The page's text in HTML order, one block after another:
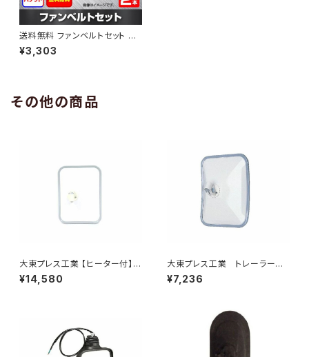
送料無料 ファンベルトセット ト
ヨタ プロボックス 型式NCP58
G H24.01～ （国内トップメーカ
¥3,303
その他の商品
大東プレス工業 【ヒーター付】
サイドミラー/バックミラー トレ
¥14,580
大東プレス工業 トレーラーミ
ラー UD L013 NS角型
左 DI-58
¥7,236